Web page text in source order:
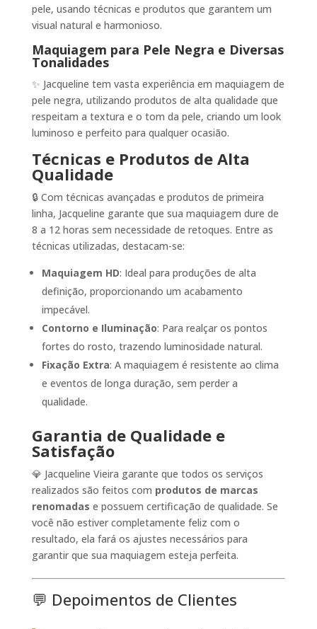
pele, usando técnicas e produtos que garantem um
visual natural e harmonioso.
Maquiagem para Pele Negra e Diversas
Tonalidades
✨ Jacqueline tem vasta experiência em maquiagem de
pele negra, utilizando produtos de alta qualidade que
respeitam a textura e o tom da pele, criando um look
luminoso e perfeito para qualquer ocasião.
Técnicas e Produtos de Alta
Qualidade
🔒 Com técnicas avançadas e produtos de primeira
linha, Jacqueline garante que sua maquiagem dure de
8 a 12 horas sem necessidade de retoques. Entre as
técnicas utilizadas, destacam-se:
Maquiagem HD: Ideal para produções de alta
definição, proporcionando um acabamento
impecável.
Contorno e Iluminação: Para realçar os pontos
fortes do rosto, trazendo luminosidade natural.
Fixação Extra: A maquiagem é resistente ao clima
e eventos de longa duração, sem perder a
qualidade.
Garantia de Qualidade e
Satisfação
💎 Jacqueline Vieira garante que todos os serviços
realizados são feitos com produtos de marcas
renomadas e possuem certificação de qualidade. Se
você não estiver completamente feliz com o
resultado, ela fará os ajustes necessários para
garantir que sua maquiagem esteja perfeita.
💬 Depoimentos de Clientes